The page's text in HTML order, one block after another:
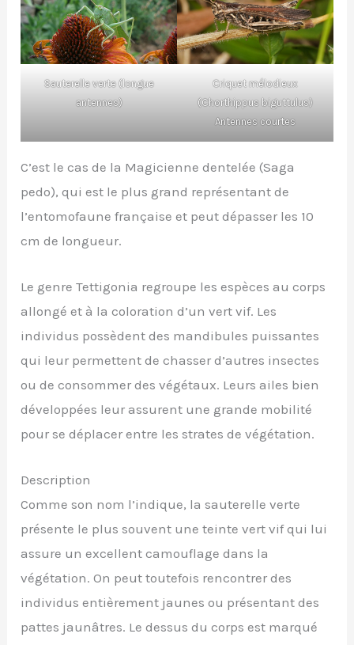
Sauterelle verte (longue
antennes)
Criquet mélodieux
(Chorthippus biguttulus)
Antennes courtes
C’est le cas de la Magicienne dentelée (Saga
pedo), qui est le plus grand représentant de
l’entomofaune française et peut dépasser les 10
cm de longueur.
Le genre Tettigonia regroupe les espèces au corps
allongé et à la coloration d’un vert vif. Les
individus possèdent des mandibules puissantes
qui leur permettent de chasser d’autres insectes
ou de consommer des végétaux. Leurs ailes bien
développées leur assurent une grande mobilité
pour se déplacer entre les strates de végétation.
Description
Comme son nom l’indique, la sauterelle verte
présente le plus souvent une teinte vert vif qui lui
assure un excellent camouflage dans la
végétation. On peut toutefois rencontrer des
individus entièrement jaunes ou présentant des
pattes jaunâtres. Le dessus du corps est marqué